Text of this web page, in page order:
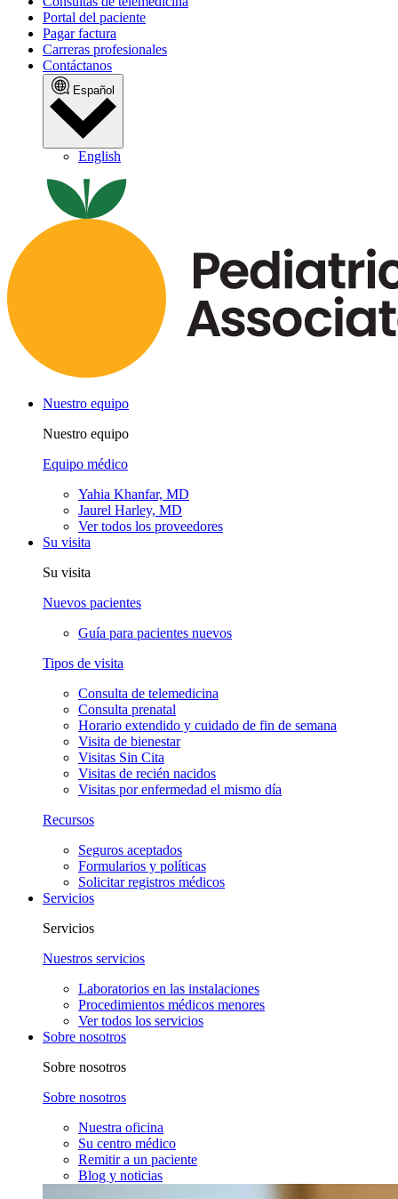
Portal del paciente
Pagar factura
Carreras profesionales
Contáctanos
Español
English
Nuestro equipo
Nuestro equipo
Equipo médico
Yahia Khanfar, MD
Jaurel Harley, MD
Ver todos los proveedores
Su visita
Su visita
Nuevos pacientes
Guía para pacientes nuevos
Tipos de visita
Consulta de telemedicina
Consulta prenatal
Horario extendido y cuidado de fin de semana
Visita de bienestar
Visitas Sin Cita
Visitas de recién nacidos
Visitas por enfermedad el mismo día
Recursos
Seguros aceptados
Formularios y políticas
Solicitar registros médicos
Servicios
Servicios
Nuestros servicios
Laboratorios en las instalaciones
Procedimientos médicos menores
Ver todos los servicios
Sobre nosotros
Sobre nosotros
Sobre nosotros
Nuestra oficina
Su centro médico
Remitir a un paciente
Blog y noticias